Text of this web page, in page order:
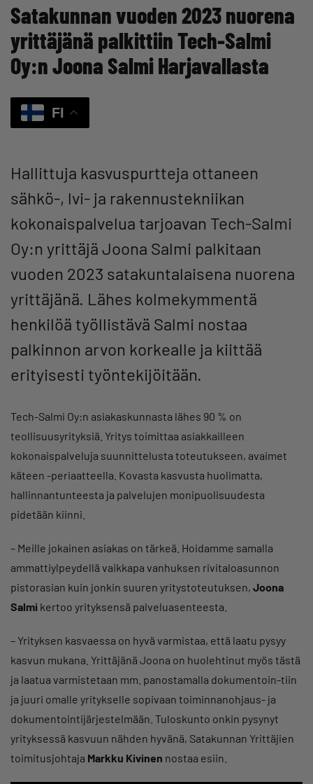
Satakunnan vuoden 2023 nuorena
yrittäjänä palkittiin Tech-Salmi
Oy:n Joona Salmi Harjavallasta
FI
Hallittuja kasvuspurtteja ottaneen
sähkö-, lvi- ja rakennustekniikan
kokonaispalvelua tarjoavan Tech-Salmi
Oy:n yrittäjä Joona Salmi palkitaan
vuoden 2023 satakuntalaisena nuorena
yrittäjänä. Lähes kolmekymmentä
henkilöä työllistävä Salmi nostaa
palkinnon arvon korkealle ja kiittää
erityisesti työntekijöitään.
Tech-Salmi Oy:n asiakaskunnasta lähes 90 % on
teollisuusyrityksiä. Yritys toimittaa asiakkailleen
kokonaispalveluja suunnittelusta toteutukseen, avaimet
käteen -periaatteella. Kovasta kasvusta huolimatta,
hallinnantunteesta ja palvelujen monipuolisuudesta
pidetään kiinni.
– Meille jokainen asiakas on tärkeä. Hoidamme samalla
ammattiylpeydellä vaikkapa vanhuksen rivitaloasunnon
pistorasian kuin jonkin suuren yritystoteutuksen, Joona
Salmi kertoo yrityksensä palveluasenteesta.
– Yrityksen kasvaessa on hyvä varmistaa, että laatu pysyy
kasvun mukana. Yrittäjänä Joona on huolehtinut myös tästä
ja laatua varmistetaan mm. panostamalla dokumentoin-tiin
ja juuri omalle yritykselle sopivaan toiminnanohjaus- ja
dokumentointijärjestelmään. Tuloskunto onkin pysynyt
yrityksessä kasvuun nähden hyvänä, Satakunnan Yrittäjien
toimitusjohtaja Markku Kivinen nostaa esiin.